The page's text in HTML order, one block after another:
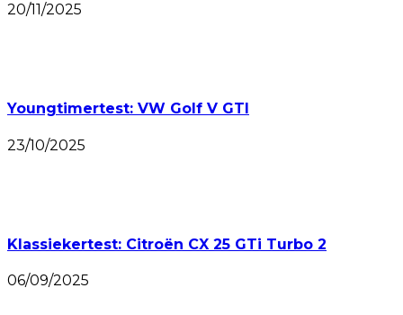
20/11/2025
Youngtimertest: VW Golf V GTI
23/10/2025
Klassiekertest: Citroën CX 25 GTi Turbo 2
06/09/2025